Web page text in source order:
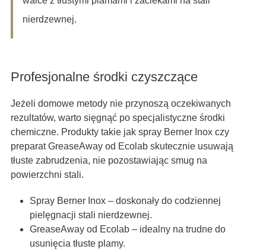
nierdzewnej.
Profesjonalne środki czyszczące
Jeżeli domowe metody nie przynoszą oczekiwanych
rezultatów, warto sięgnąć po specjalistyczne środki
chemiczne. Produkty takie jak spray Berner Inox czy
preparat GreaseAway od Ecolab skutecznie usuwają
tłuste zabrudzenia, nie pozostawiając smug na
powierzchni stali.
Spray Berner Inox – doskonały do codziennej
pielęgnacji stali nierdzewnej.
GreaseAway od Ecolab – idealny na trudne do
usunięcia tłuste plamy.